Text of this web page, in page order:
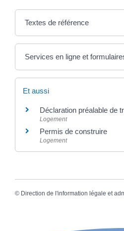
Textes de référence
Services en ligne et
Et aussi
Déclaration préalable de
Logement
Permis de construire
Logement
© Direction de l'information légale et